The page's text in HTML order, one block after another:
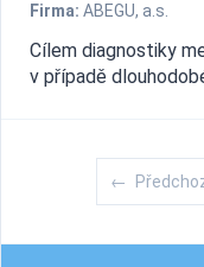
Firma: ABEGU, a.s.
Cílem diagnostiky
v případě
←